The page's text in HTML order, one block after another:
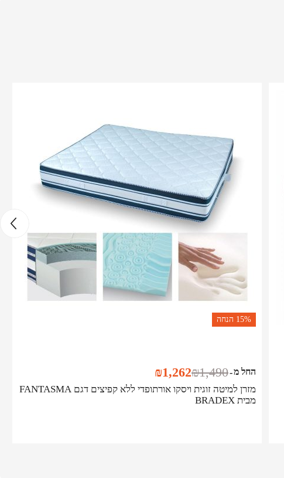
15% הנחה
מזרן למיטה זוגית ויסקו אורתופדי ללא קפיצים דגם FANTASMA
מבית BRADEX
החל מ-
₪1,490
₪1,262